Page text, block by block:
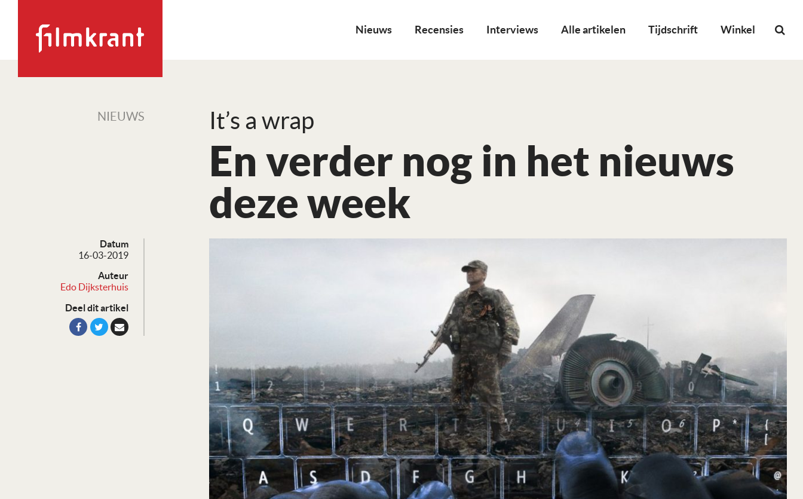
Nieuws Recensies Interviews Alle artikelen Tijdschrift Winkel
NIEUWS It’s a wrap
En verder nog in het nieuws
deze week
Datum
16-03-2019
Auteur
Edo Dijksterhuis
Deel dit artikel